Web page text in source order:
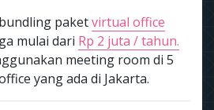
paketvirtual office
mulai dari Rp 2 juta / tahun.
meeting room di 5
yang ada di Jakarta.